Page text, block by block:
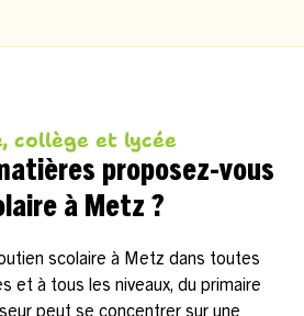
collège et lycée
proposez-vous
à Metz ?
scolaire à Metz dans toutes
et à tous les niveaux, du primaire
peut se concentrer sur une